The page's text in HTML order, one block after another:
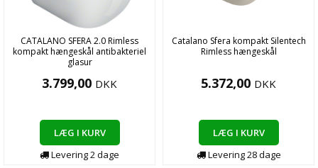
CATALANO SFERA 2.0 Rimless
kompakt hængeskål antibakteriel
glasur
3.799,00 DKK
LÆG I KURV
Levering2dage
Catalano Sfera kompakt Silentech
Rimless hængeskål
5.372,00 DKK
LÆG I KURV
Levering28dage